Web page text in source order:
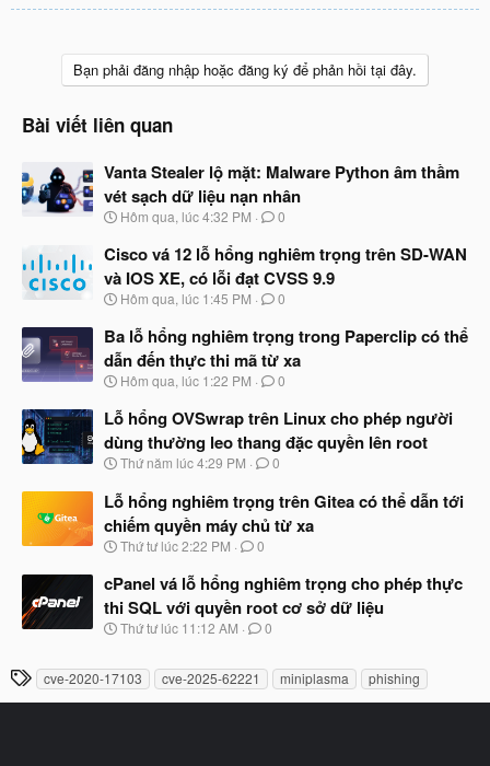
Bạn phải đăng nhập hoặc đăng ký để phản hồi tại đây.
Bài viết liên quan
Vanta Stealer lộ mặt: Malware Python âm thầm
vét sạch dữ liệu nạn nhân
N
à
b
ắ
đ
ầ
u
Hôm qua, lúc 4:32 PM 0
Cisco vá 12 lỗ hổng nghiêm trọng trên SD-WAN
và IOS XE, có lỗi đạt CVSS 9.9
N
à
y
b
ắ
đ
ầ
u
Hôm qua, lúc 1:45 PM 0
Ba lỗ hổng nghiêm trọng trong Paperclip có thể
dẫn đến thực thi mã từ xa
N
à
b
ắ
đ
ầ
u
Hôm qua, lúc 1:22 PM 0
Lỗ hổng OVSwrap trên Linux cho phép người
dùng thường leo thang đặc quyền lên root
N
à
b
ắ
đ
ầ
u
Thứ năm lúc 4:29 PM 0
Lỗ hổng nghiêm trọng trên Gitea có thể dẫn tới
chiếm quyền máy chủ từ xa
N
à
b
ắ
đ
ầ
u
Thứ tư lúc 2:22 PM 0
cPanel vá lỗ hổng nghiêm trọng cho phép thực
thi SQL với quyền root cơ sở dữ liệu
N
y
Thứ tư lúc 11:12 AM 0
T
h
cve-2020-17103 cve-2025-62221 miniplasma phishing